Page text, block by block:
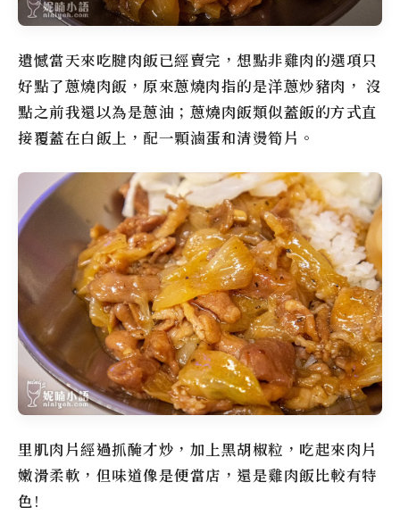
遺憾當天來吃腱肉飯已經賣完，想點非雞肉的選項只
好點了蔥燒肉飯，原來蔥燒肉指的是洋蔥炒豬肉， 沒
點之前我還以為是蔥油；蔥燒肉飯類似蓋飯的方式直
接覆蓋在白飯上，配一顆滷蛋和清燙筍片。
里肌肉片經過抓醃才炒，加上黑胡椒粒，吃起來肉片
嫩滑柔軟，但味道像是便當店，還是雞肉飯比較有特
色!